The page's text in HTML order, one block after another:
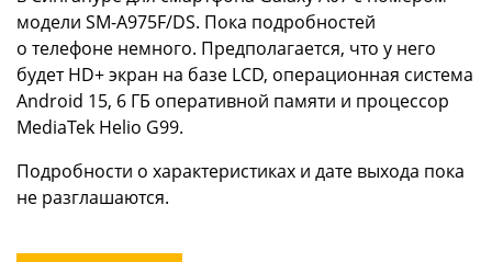
модели SM-A975F/DS. Пока подробностей
о телефоне немного. Предполагается, что у него
будет HD+ экран на базе LCD, операционная система
Android 15, 6 ГБ оперативной памяти и процессор
MediaTek Helio G99.
Подробности о характеристиках и дате выхода пока
не разглашаются.